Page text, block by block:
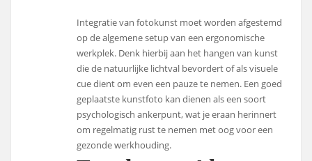
Integratie van fotokunst moet worden afgestemd
op de algemene setup van een ergonomische
werkplek. Denk hierbij aan het hangen van kunst
die de natuurlijke lichtval bevordert of als visuele
cue dient om even een pauze te nemen. Een goed
geplaatste kunstfoto kan dienen als een soort
psychologisch ankerpunt, wat je eraan herinnert
om regelmatig rust te nemen met oog voor een
gezonde werkhouding.